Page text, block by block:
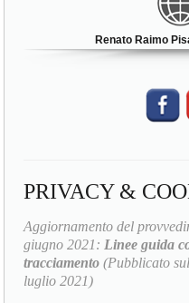
Renato Raimo
PRIVACY &
Aggiornamento del
giugno 2021: Linee guida
tracciamento (Pubblicato
luglio 2021)